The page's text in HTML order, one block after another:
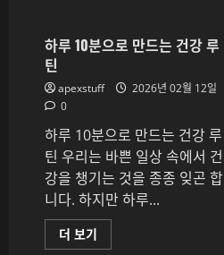
만
드
상
화
에
대
해
더
읽
어
보
하루 10분으로 만드는 건강 루
틴
apexstuff
2026년 02월 12일
0
하루 10분으로 만드는 건강 루
틴 우리는 바쁜 일상 속에서 건
강을 챙기는 것을 종종 잊곤 합
니다. 하지만 하루...
더 보기
루